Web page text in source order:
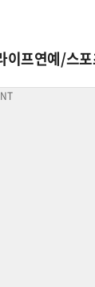
이프연예/스